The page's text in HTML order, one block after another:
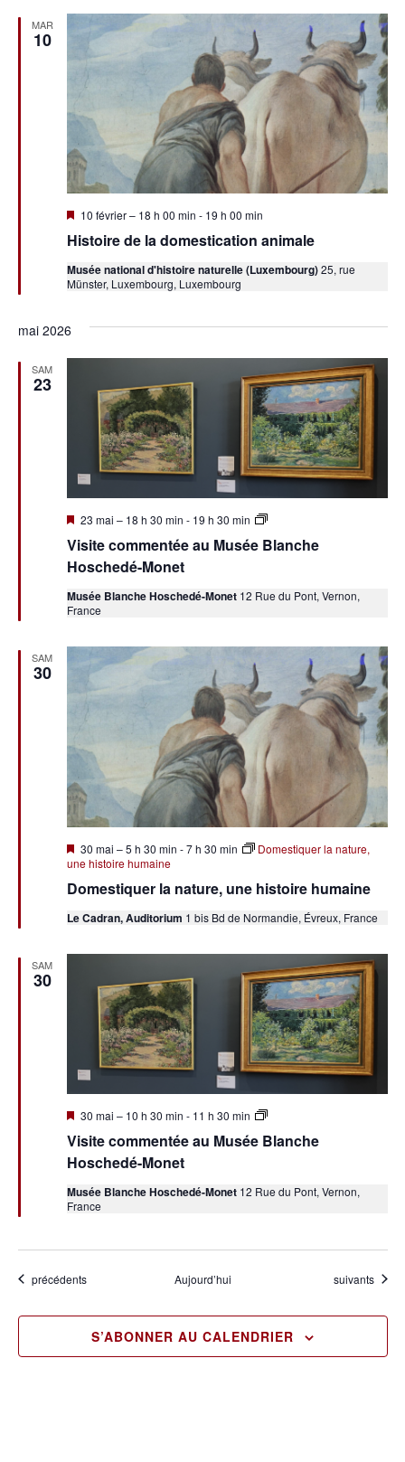
MAR
10
Histoire de la domestication animale
Mis
avant
10 février – 18 h 00 min - 19 h 00 min
Musée national d'histoire naturelle (Luxembourg)25, rue
Münster, Luxembourg, Luxembourg
mai 2026
SAM
23
Visite commentée au Musée Blanche
Hoschedé-Monet
Mis
avant
23 mai – 18 h 30 min - 19 h 30 min
Visite
au
Hoschedé-
Monet
Musée Blanche Hoschedé-Monet 12 Rue du Pont, Vernon,
France
SAM
30
Domestiquer la nature, une histoire humaine
Mis
en
30 mai – 5 h 30 min -7 h 30 min
Domestiquer la nature,
une histoire humaine
Le Cadran, Auditorium 1 bis Bd de Normandie, Évreux, France
SAM
30
Visite commentée au Musée Blanche
Hoschedé-Monet
Mis
avant
30 mai – 10 h 30 min - 11 h 30 min
Visite
au
Hoschedé-
Monet
Musée Blanche Hoschedé-Monet 12 Rue du Pont, Vernon,
France
Évènements
précédents Aujourd’hui Évènements
suivants
S’ABONNER AU CALENDRIER